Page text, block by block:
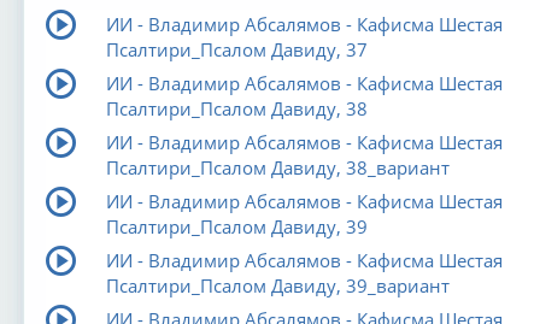
ИИ - Владимир Абсалямов - Кафисма Шестая
Псалтири_Псалом Давиду, 37
ИИ - Владимир Абсалямов - Кафисма Шестая
Псалтири_Псалом Давиду, 38
ИИ - Владимир Абсалямов - Кафисма Шестая
Псалтири_Псалом Давиду, 38_вариант
ИИ - Владимир Абсалямов - Кафисма Шестая
Псалтири_Псалом Давиду, 39
ИИ - Владимир Абсалямов - Кафисма Шестая
Псалтири_Псалом Давиду, 39_вариант
ИИ - Владимир Абсалямов - Кафисма Шестая